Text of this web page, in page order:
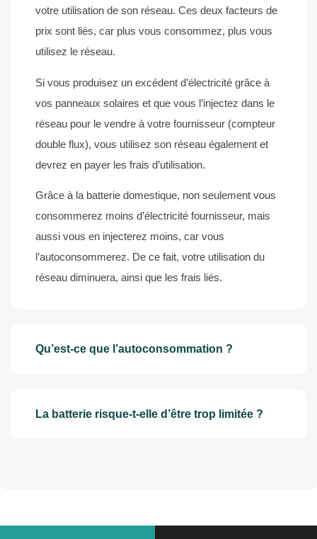
votre utilisation de son réseau. Ces deux facteurs de
prix sont liés, car plus vous consommez, plus vous
utilisez le réseau.
Si vous produisez un excédent d’électricité grâce à
vos panneaux solaires et que vous l’injectez dans le
réseau pour le vendre à votre fournisseur (compteur
double flux), vous utilisez son réseau également et
devrez en payer les frais d’utilisation.
Grâce à la batterie domestique, non seulement vous
consommerez moins d’électricité fournisseur, mais
aussi vous en injecterez moins, car vous
l’autoconsommerez. De ce fait, votre utilisation du
réseau diminuera, ainsi que les frais liés.
Qu’est-ce que l’autoconsommation ?
La batterie risque-t-elle d’être trop limitée ?